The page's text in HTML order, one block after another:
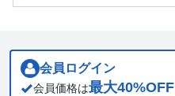
会員ログイン
会員価格は最大40%OFF